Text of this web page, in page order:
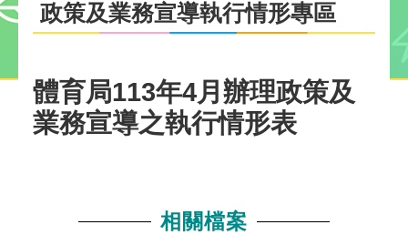
政策及業務宣導執行情形專區
體育局113年4月辦理政策及
業務宣導之執行情形表
相關檔案